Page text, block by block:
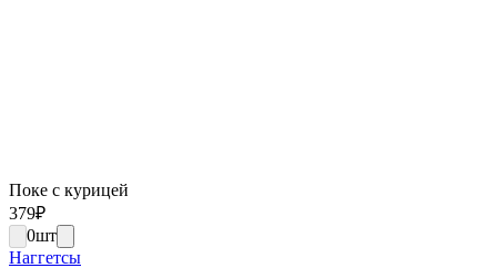
Поке с курицей
379₽
0шт
Наггетсы